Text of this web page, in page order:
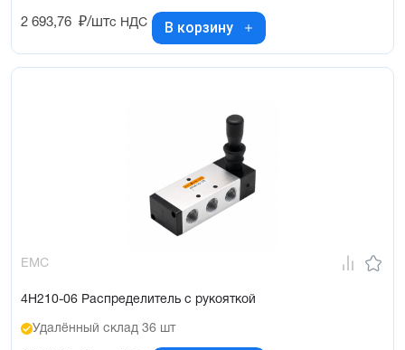
2 693,76 ₽/штс НДС В корзину
EMC
4H210-06 Распределитель с рукояткой
Удалённый склад 36 шт